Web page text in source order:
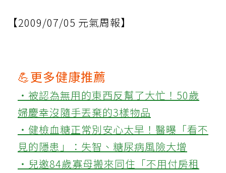
【2009/07/05 元氣周報】
💪更多健康推薦
‧被認為無用的東西反幫了大忙！50歲
婦慶幸沒隨手丟棄的3樣物品
‧健檢血糖正常別安心太早！醫曝「看不
見的隱患」：失智、糖尿病風險大增
‧兒邀84歲寡母搬來同住「不用付房租